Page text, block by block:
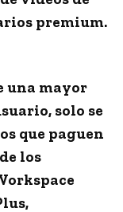
premium.
una mayor
, solo se
que paguen
los